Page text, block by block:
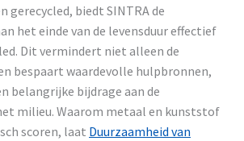
gerecycled, biedt SINTRA de
het einde van de levensduur effectief
Dit vermindert niet alleen de
bespaart waardevolle hulpbronnen,
belangrijke bijdrage aan de
milieu. Waarom metaal en kunststof
scoren, laat Duurzaamheid van